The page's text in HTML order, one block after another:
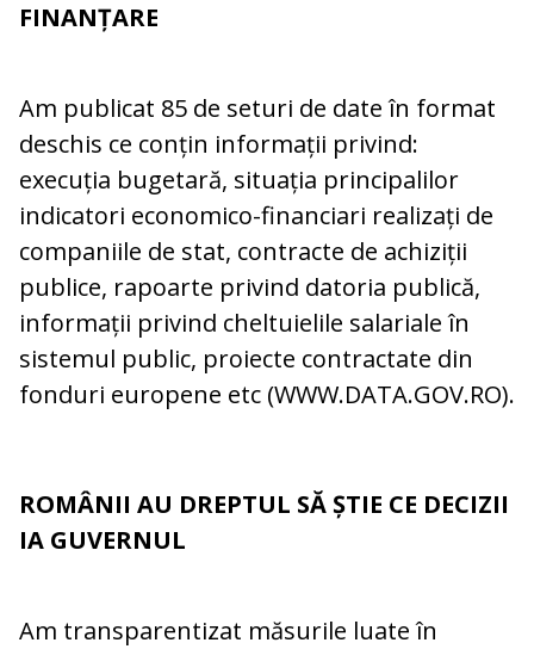
FINANȚARE
Am publicat 85 de seturi de date în format
deschis ce conțin informații privind:
execuția bugetară, situația principalilor
indicatori economico-financiari realizați de
companiile de stat, contracte de achiziții
publice, rapoarte privind datoria publică,
informații privind cheltuielile salariale în
sistemul public, proiecte contractate din
fonduri europene etc (WWW.DATA.GOV.RO).
ROMÂNII AU DREPTUL SĂ ȘTIE CE DECIZII
IA GUVERNUL
Am transparentizat măsurile luate în